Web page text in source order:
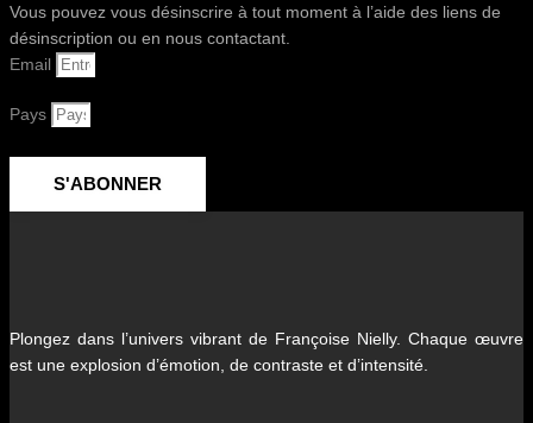
Vous pouvez vous désinscrire à tout moment à l’aide des liens de
désinscription ou en nous contactant.
Email
Pays
S'ABONNER
Plongez dans l’univers vibrant de Françoise Nielly. Chaque œuvre
est une explosion d’émotion, de contraste et d’intensité.